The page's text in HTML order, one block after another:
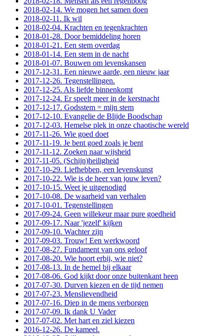
2018-02-14. We mogen het samen doen
2018-02-11. Ik wil
2018-02-04. Krachten en tegenkrachten
2018-01-28. Door bemiddeling horen
2018-01-21. Een stem overdag
2018-01-14. Een stem in de nacht
2018-01-07. Bouwen om levenskansen
2017-12-31. Een nieuwe aarde, een nieuw jaar
2017-12-26. Tegenstellingen.
2017-12-25. Als liefde binnenkomt
2017-12-24. Er speelt meer in de kerstnacht
2017-12-17. Godsstem = mijn stem
2017-12-10. Evangelie de Blijde Boodschap
2017-12-03. Hemelse plek in onze chaotische wereld
2017-11-26. Wie goed doet
2017-11-19. Je bent goed zoals je bent
2017-11-12. Zoeken naar wijsheid
2017-11-05. (Schijn)heiligheid
2017-10-29. Liefhebben, een levenskunst
2017-10-22. Wie is de heer van jouw leven?
2017-10-15. Weet je uitgenodigd
2017-10-08. De waarheid van verhalen
2017-10-01. Tegenstellingen
2017-09-24. Geen willekeur maar pure goedheid
2017-09-17. Naar 'jezelf' kijken
2017-09-10. Wachter zijn
2017-09-03. Trouw! Een werkwoord
2017-08-27. Fundament van ons geloof
2017-08-20. Wie hoort erbij, wie niet?
2017-08-13. In de hemel bij elkaar
2017-08-06. God kijkt door onze buitenkant heen
2017-07-30. Durven kiezen en de tijd nemen
2017-07-23. Menslievendheid
2017-07-16. Diep in de mens verborgen
2017-07-09. Ik dank U Vader
2017-07-02. Met hart en ziel kiezen
2016-12-26. De kameel.